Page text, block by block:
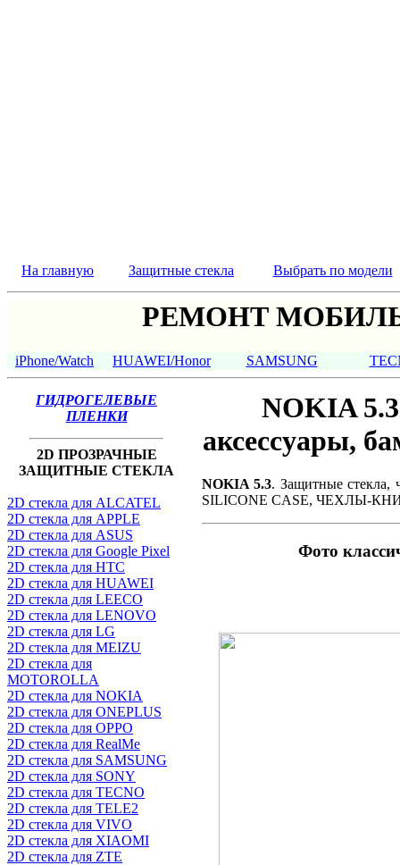
На главную Защитные стекла Выбрать по модели
РЕМОНТ
iPhone/Watch HUAWEI/Honor SAMSUNG
ГИДРОГЕЛЕВЫЕ
ПЛЕНКИ
2D ПРОЗРАЧНЫЕ
ЗАЩИТНЫЕ СТЕКЛА
2D стекла для ALCATEL
2D стекла для APPLE
2D стекла для ASUS
2D стекла для Google Pixel
2D стекла для HTC
2D стекла для HUAWEI
2D стекла для LEECO
2D стекла для LENOVO
2D стекла для LG
2D стекла для MEIZU
2D стекла для
MOTOROLLA
2D стекла для NOKIA
2D стекла для ONEPLUS
2D стекла для OPPO
2D стекла для RealMe
2D стекла для SAMSUNG
2D стекла для SONY
2D стекла для TECNO
2D стекла для TELE2
2D стекла для VIVO
2D стекла для XIAOMI
2D стекла для ZTE
NOKIA 5.3
аксессуары,
NOKIA 5.3. Защитные стекла,
SILICONE CASE, ЧЕХЛЫ-
Фото